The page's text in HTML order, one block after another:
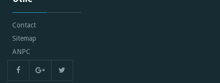
Contact
Sitemap
ANPC